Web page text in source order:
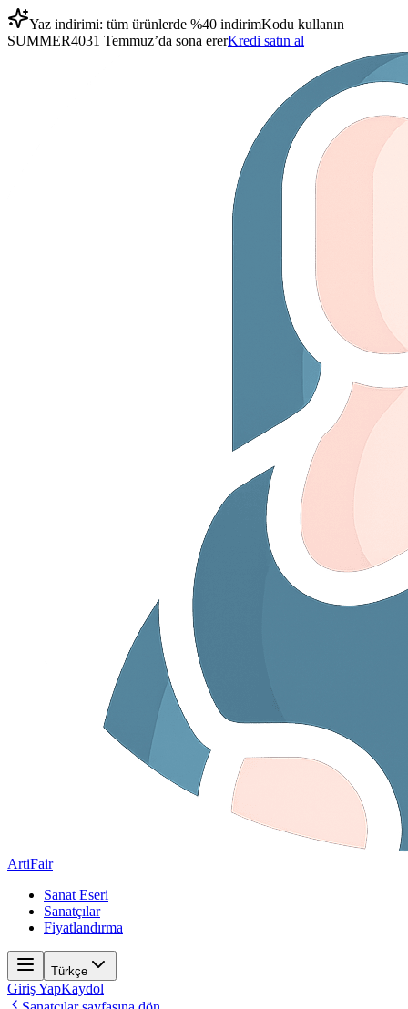
Yaz indirimi: tüm ürünlerde %40 indirimKodu kullanın
SUMMER4031 Temmuz’da sona ererKredi satın al
ArtiFair
Sanat Eseri
Sanatçılar
Fiyatlandırma
Türkçe
Giriş YapKaydol